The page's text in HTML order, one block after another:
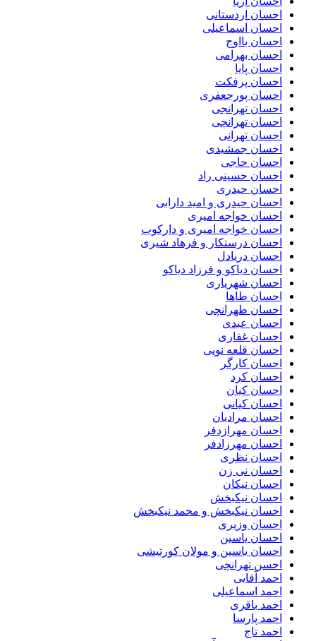
احسان اردستانی
احسان اسماعیلی
احسان بااوج
احسان بهرامی
احسان پایا
احسان پرفکت
احسان پورجعفری
احسان تهرانجی
احسان تهرانچی
احسان تهرانی
احسان جمشیدی
احسان حاجی
احسان حسینی راد
احسان حیدری
احسان حیدری و امید دارابی
احسان خواجه امیری
احسان خواجه امیری و دارکوب
احسان درستكار و فرهاد شيرى
احسان دریادل
احسان دیاکو و فرزاد دیاکو
احسان شهریاری
احسان طاها
احسان طهرانچی
احسان عبدی
احسان غفاری
احسان قلعه نویی
احسان کارگر
احسان کرد
احسان کیان
احسان کیانی
احسان مرادیان
احسان مهرازدفر
احسان مهرزادفر
احسان نظری
احسان نی زن
احسان نیکان
احسان نیکبخش
احسان نیکبخش و محمد نیکبخش
احسان وزیری
احسان یاسین
احسان یاسین و مولان کورتیشی
احسن تهرانچی
احمد آقایی
احمد اسماعیلی
احمد باقری
احمد پارسا
احمد تاج